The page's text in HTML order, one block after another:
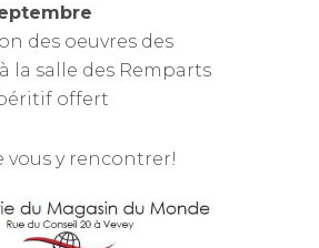
des oeuvres des
la salle des Remparts
offert
vous y rencontrer!